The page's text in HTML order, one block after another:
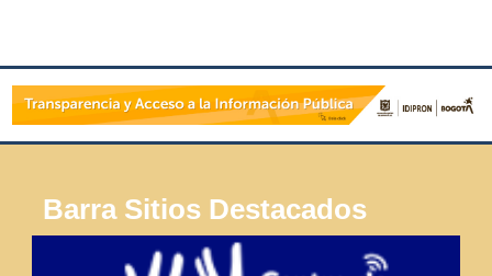
Barra Sitios Destacados